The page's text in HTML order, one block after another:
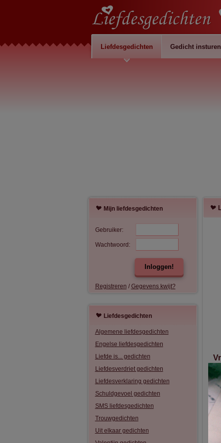
Liefdesgedichten Gedicht insturen
Mijn liefdesgedichten
Gebruiker:
Wachtwoord:
Inloggen!
Registreren / Gegevens kwijt?
Liefdesgedichten
Algemene liefdesgedichten
Engelse liefdesgedichten
Liefde is... gedichten
Liefdesverdriet gedichten
Liefdesverklaring gedichten
Schuldgevoel gedichten
SMS liefdesgedichten
Trouwgedichten
Uit elkaar gedichten
Je